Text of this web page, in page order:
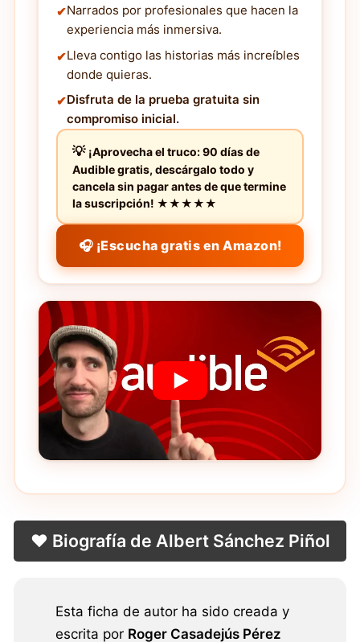
Narrados por profesionales que hacen la
experiencia más inmersiva.
Lleva contigo las historias más increíbles
donde quieras.
Disfruta de la prueba gratuita sin
compromiso inicial.
¡Aprovecha el truco: 90 días de
Audible gratis, descárgalo todo y
cancela sin pagar antes de que termine
la suscripción! ★★★★★
🎧 ¡Escucha gratis en Amazon!
❤️ Biografía de Albert Sánchez Piñol
Esta ficha de autor ha sido creada y
escrita por Roger Casadejús Pérez